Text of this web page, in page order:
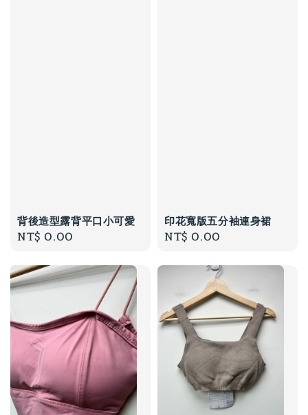
背後造型露背平口小可愛
Regular
NT$ 0.00
印花寬版五分袖連身裙
Regular
NT$ 0.00